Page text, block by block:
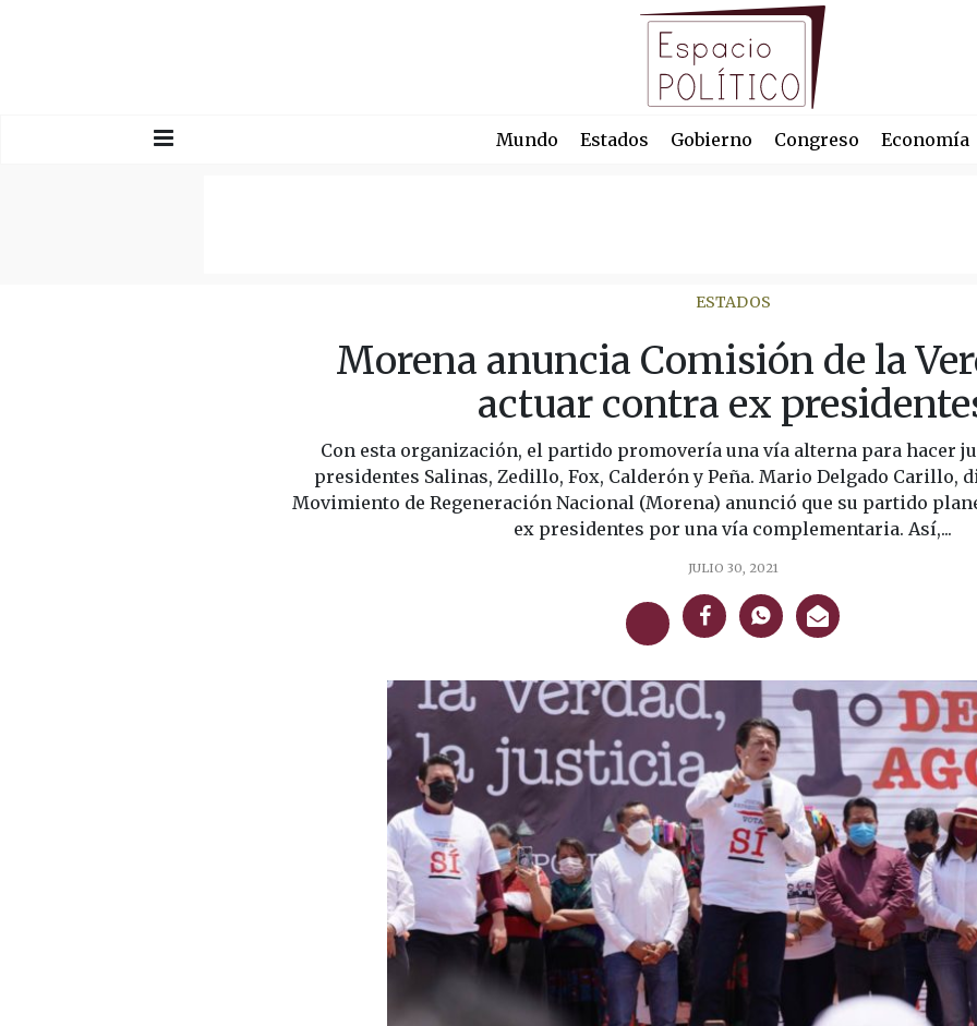
Mundo Estados Gobierno Congreso Economía
ESTADOS
Morena anuncia Comisión de la
actuar contra ex
Con esta organización, el partido promovería una vía alterna para hacer
presidentes Salinas, Zedillo, Fox, Calderón y Peña. Mario Delgado Carillo,
Movimiento de Regeneración Nacional (Morena) anunció que su partido
ex presidentes por una vía complementaria. Así,...
JULIO 30, 2021